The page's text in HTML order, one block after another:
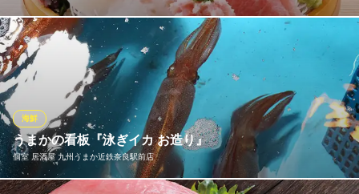
旬魚 個室 接待 和食
近鉄奈良線新大宮駅 徒歩7分
奈良県奈良市大宮町4-302-4 ヤマダビル1F
『豪快刺身八種盛り』海の幸を贅沢に使い、豪快に盛り付けたイ
チオシの刺身盛り。まぐろやサーモンなど色んな魚介を楽しむな
らこちらがおすすめ！2～3名で美味しく楽しめます♪おいしい魚料
理をぜひ当店でご堪能ください。※季節や仕入れの状況により内容
が変わる場合があります。
目利きの銀次 大和西大寺北口駅前店
漁師料理とうまい酒
近鉄奈良線大和西大寺駅北口 徒歩1分
うまかの看板『泳ぎイカ お造り』
個室 居酒屋 九州うまか近鉄奈良駅前店
海鮮